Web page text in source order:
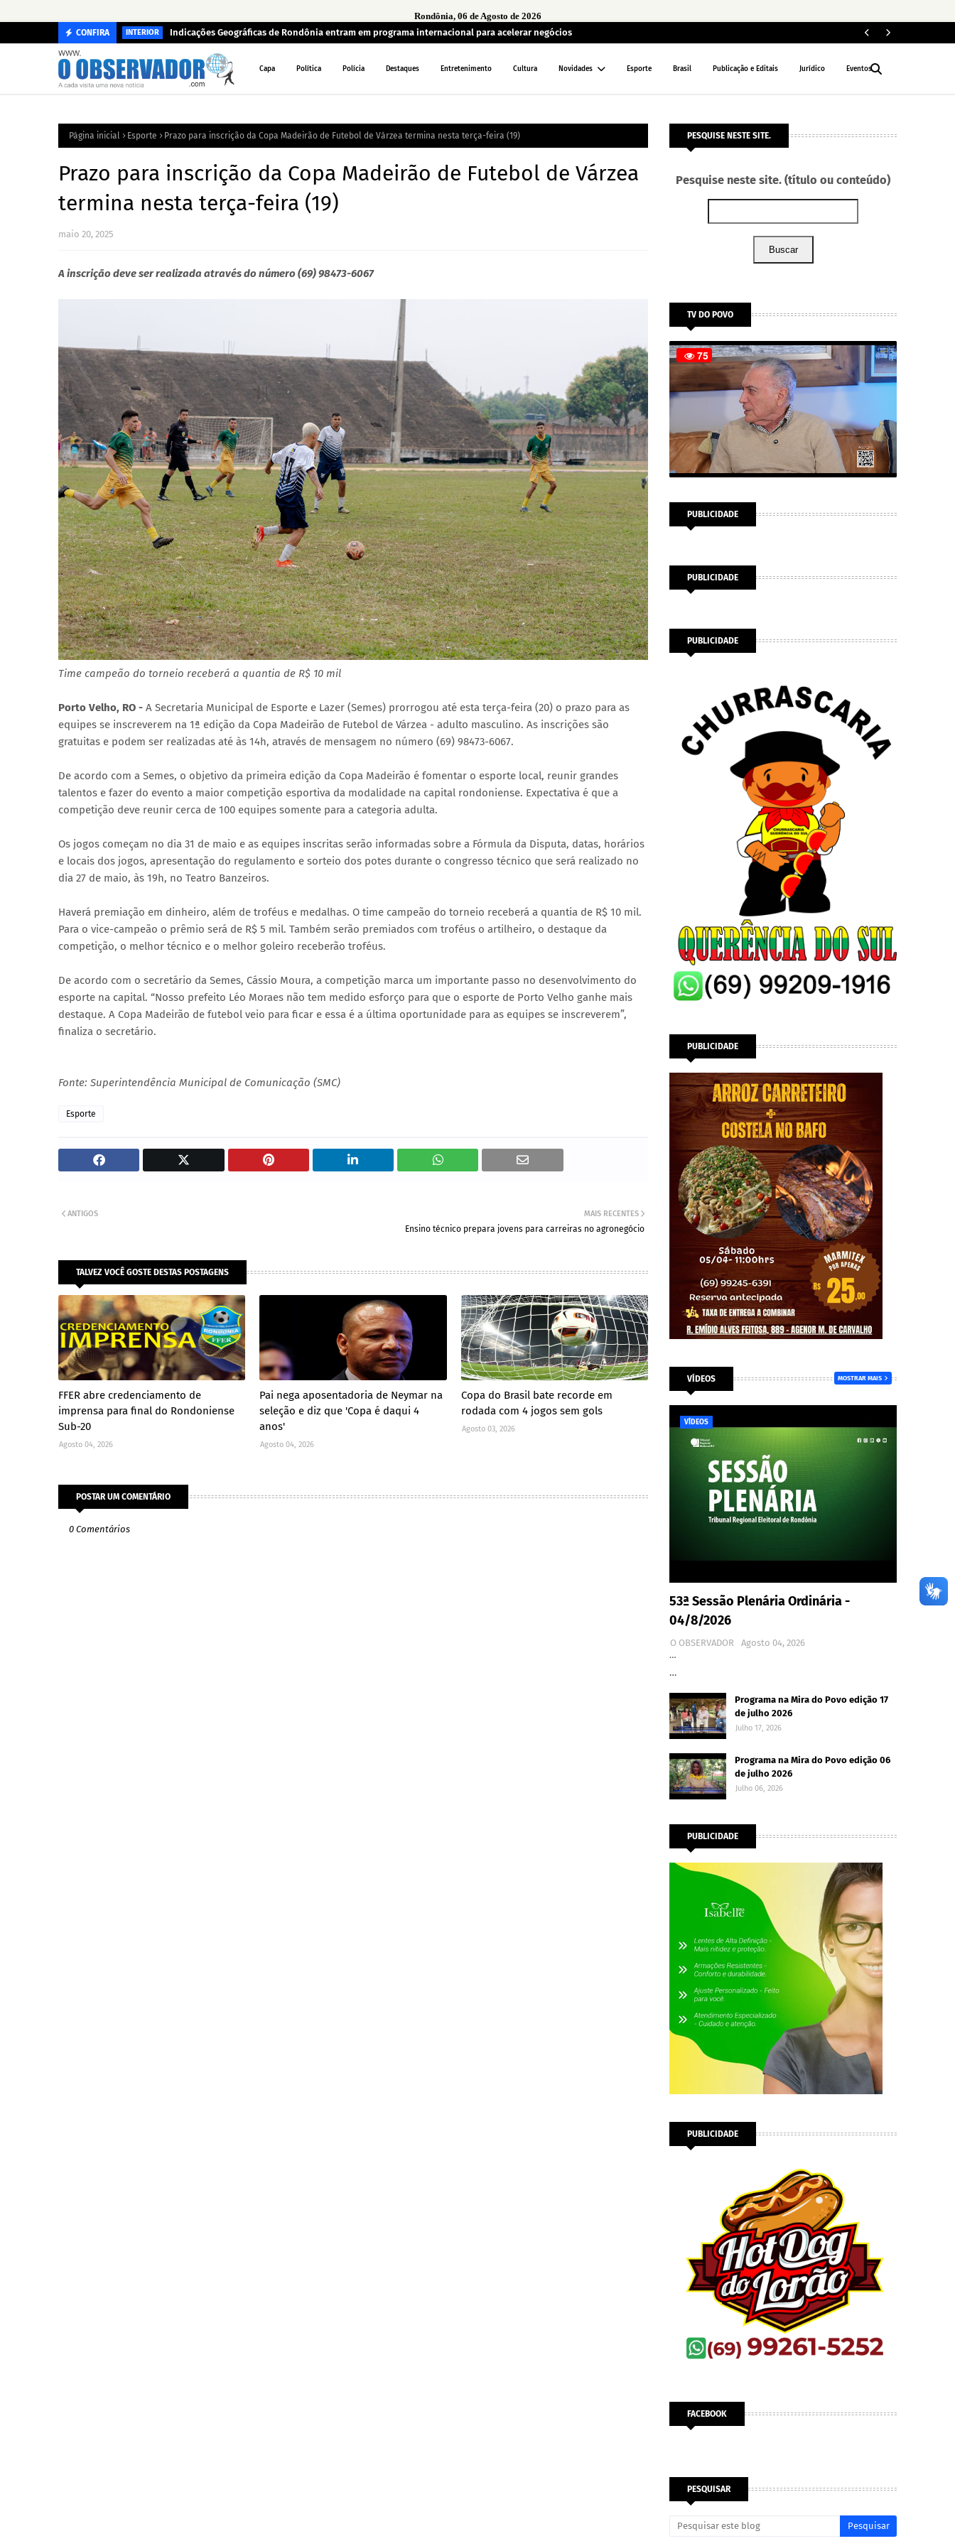
Rondônia, 06 de Agosto de 2026
CONFIRA INTERIOR Indicações Geográficas de Rondônia entram em programa internacional para acelerar negócios
Capa Política Polícia Destaques Entretenimento Cultura Novidades Esporte Brasil Publicação e Editais Jurídico Eventos
Página inicial Esporte Prazo para inscrição da Copa Madeirão de Futebol de Várzea termina nesta terça-feira (19)
Prazo para inscrição da Copa Madeirão de Futebol de Várzea
termina nesta terça-feira (19)
maio 20, 2025
A inscrição deve ser realizada através do número (69) 98473-6067
Time campeão do torneio receberá a quantia de R$ 10 mil
Porto Velho, RO - A Secretaria Municipal de Esporte e Lazer (Semes) prorrogou até esta terça-feira (20) o prazo para as
equipes se inscreverem na 1ª edição da Copa Madeirão de Futebol de Várzea - adulto masculino. As inscrições são
gratuitas e podem ser realizadas até às 14h, através de mensagem no número (69) 98473-6067.
De acordo com a Semes, o objetivo da primeira edição da Copa Madeirão é fomentar o esporte local, reunir grandes
talentos e fazer do evento a maior competição esportiva da modalidade na capital rondoniense. Expectativa é que a
competição deve reunir cerca de 100 equipes somente para a categoria adulta.
Os jogos começam no dia 31 de maio e as equipes inscritas serão informadas sobre a Fórmula da Disputa, datas, horários
e locais dos jogos, apresentação do regulamento e sorteio dos potes durante o congresso técnico que será realizado no
dia 27 de maio, às 19h, no Teatro Banzeiros.
Haverá premiação em dinheiro, além de troféus e medalhas. O time campeão do torneio receberá a quantia de R$ 10 mil.
Para o vice-campeão o prêmio será de R$ 5 mil. Também serão premiados com troféus o artilheiro, o destaque da
competição, o melhor técnico e o melhor goleiro receberão troféus.
De acordo com o secretário da Semes, Cássio Moura, a competição marca um importante passo no desenvolvimento do
esporte na capital. “Nosso prefeito Léo Moraes não tem medido esforço para que o esporte de Porto Velho ganhe mais
destaque. A Copa Madeirão de futebol veio para ficar e essa é a última oportunidade para as equipes se inscreverem”,
finaliza o secretário.
Fonte: Superintendência Municipal de Comunicação (SMC)
Esporte
MAIS RECENTES
Ensino técnico prepara jovens para carreiras no agronegócio
ANTIGOS
TALVEZ VOCÊ GOSTE DESTAS POSTAGENS
FFER abre credenciamento de
imprensa para final do Rondoniense
Sub-20
Agosto 04, 2026
Pai nega aposentadoria de Neymar na
seleção e diz que 'Copa é daqui 4
anos'
Agosto 04, 2026
Copa do Brasil bate recorde em
rodada com 4 jogos sem gols
Agosto 03, 2026
POSTAR UM COMENTÁRIO
0 Comentários
PESQUISE NESTE SITE.
Pesquise neste site. (título ou conteúdo)
Buscar
TV DO POVO
PUBLICIDADE
PUBLICIDADE
PUBLICIDADE
PUBLICIDADE
VÍDEOS MOSTRAR MAIS
VÍDEOS
53ª Sessão Plenária Ordinária -
04/8/2026
O OBSERVADOR
Agosto 04, 2026
…
…
Programa na Mira do Povo edição 17
de julho 2026
Julho 17, 2026
Programa na Mira do Povo edição 06
de julho 2026
Julho 06, 2026
PUBLICIDADE
PUBLICIDADE
FACEBOOK
PESQUISAR